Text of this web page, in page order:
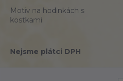
Motiv na hodinkách s
kostkami
Nejsme plátci DPH